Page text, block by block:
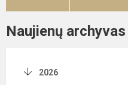
Naujienų archyvas
2026